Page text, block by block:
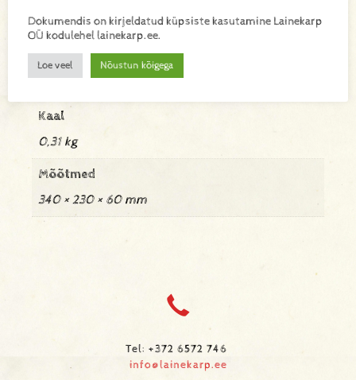
Lisa toode päringukorvi
Lisainfo
Kaal
0,31 kg
Mõõtmed
340 × 230 × 60 mm
Dokumendis on kirjeldatud küpsiste kasutamine Lainekarp
OÜ kodulehel lainekarp.ee.
Loe veel Nõustun kõigega
Tel: +372 6572 746
info@lainekarp.ee